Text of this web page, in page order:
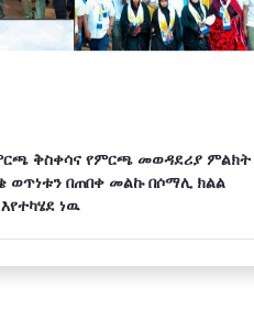
ቅስቀሳና የምርጫ መወዳደሪያ ምልክት
ወጥነቱን በጠበቀ መልኩ በሶማሊ ክልል
ነዉ